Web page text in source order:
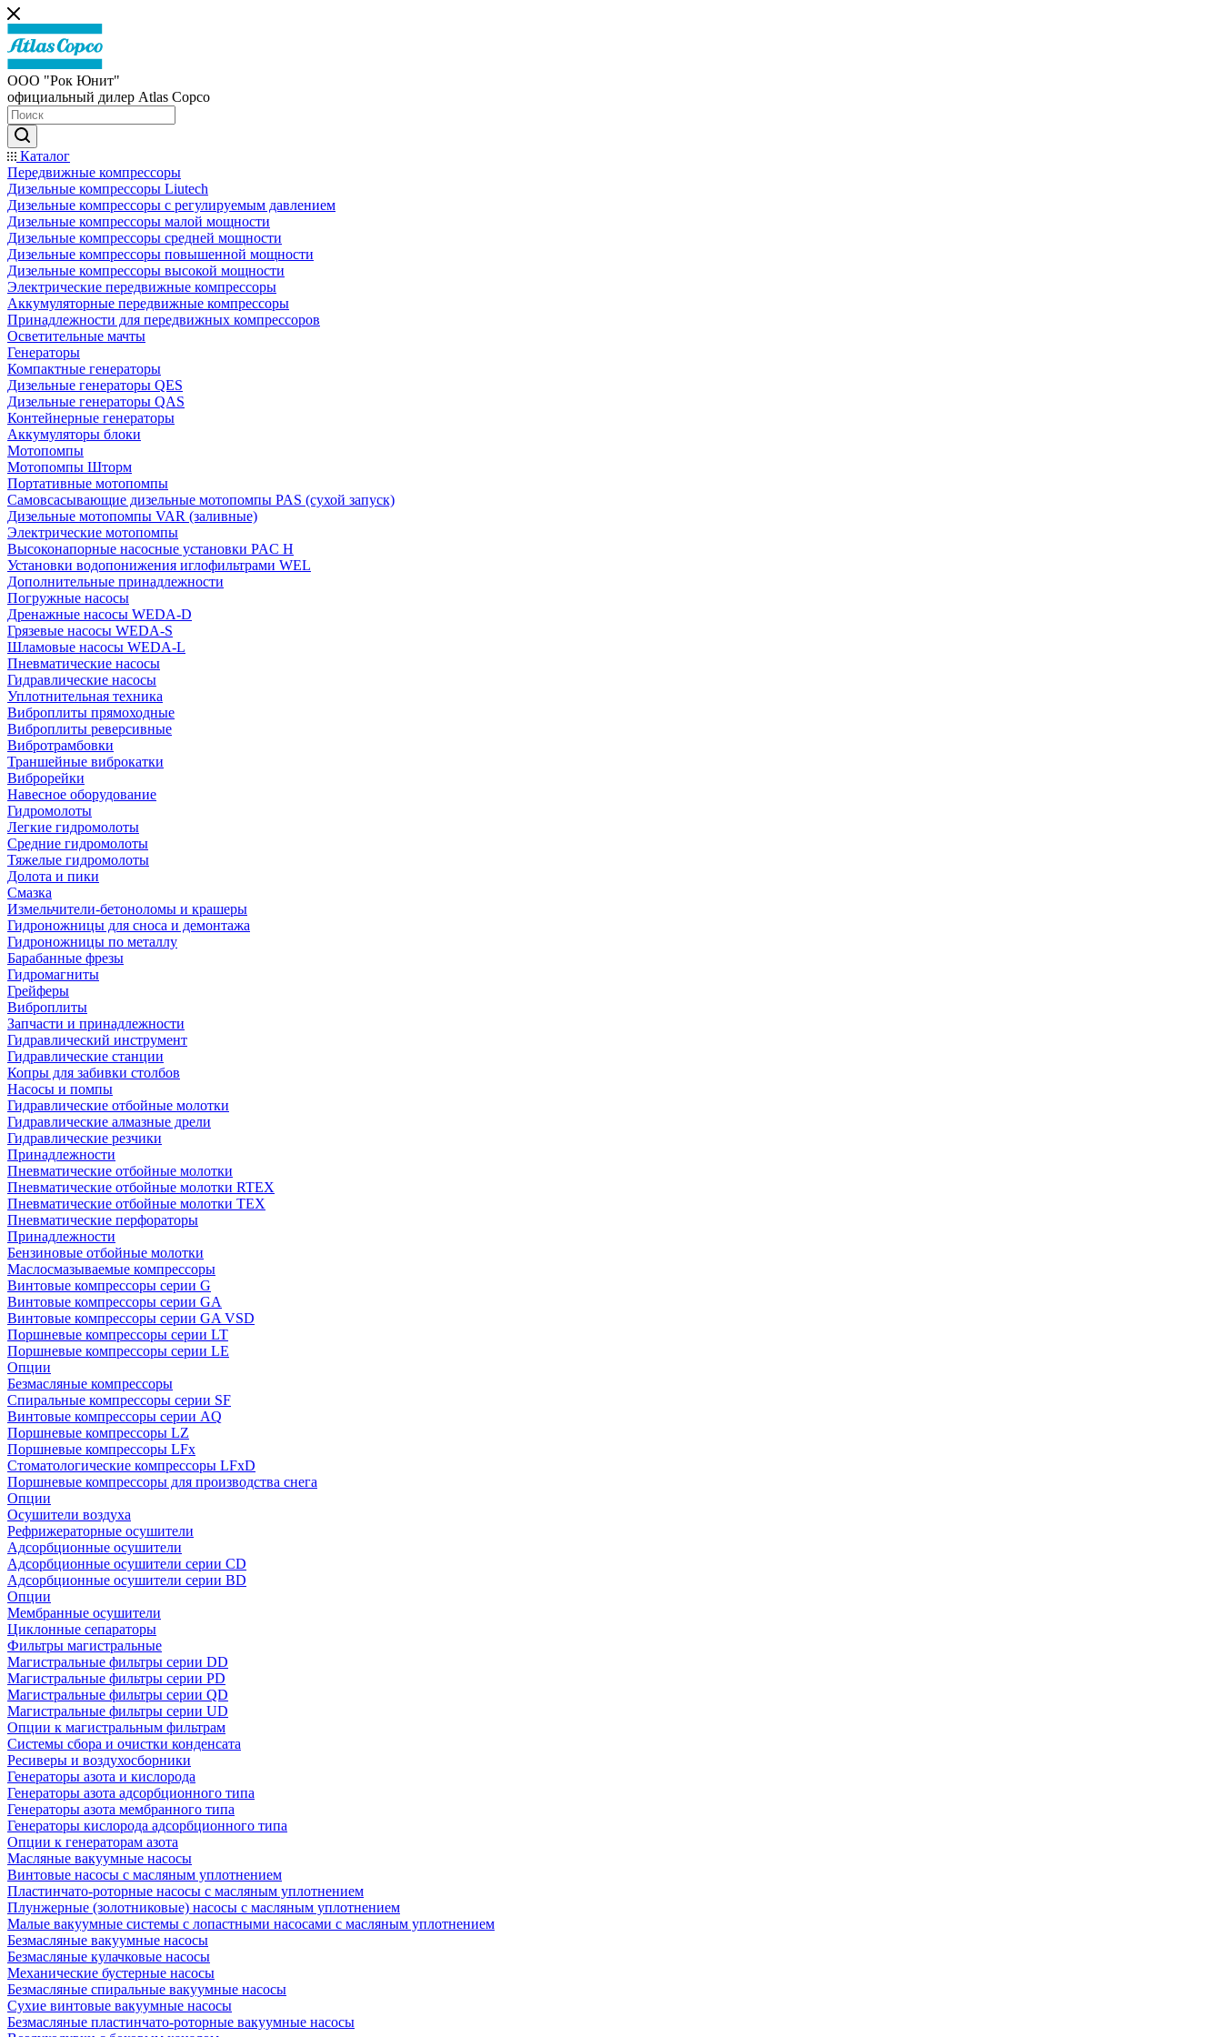
ООО "Рок Юнит"
официальный дилер Atlas Copco
Каталог
Передвижные компрессоры
Дизельные компрессоры Liutech
Дизельные компрессоры с регулируемым давлением
Дизельные компрессоры малой мощности
Дизельные компрессоры средней мощности
Дизельные компрессоры повышенной мощности
Дизельные компрессоры высокой мощности
Электрические передвижные компрессоры
Аккумуляторные передвижные компрессоры
Принадлежности для передвижных компрессоров
Осветительные мачты
Генераторы
Компактные генераторы
Дизельные генераторы QES
Дизельные генераторы QAS
Контейнерные генераторы
Аккумуляторы блоки
Мотопомпы
Мотопомпы Шторм
Портативные мотопомпы
Самовсасывающие дизельные мотопомпы PAS (сухой запуск)
Дизельные мотопомпы VAR (заливные)
Электрические мотопомпы
Высоконапорные насосные установки PAC H
Установки водопонижения иглофильтрами WEL
Дополнительные принадлежности
Погружные насосы
Дренажные насосы WEDA-D
Грязевые насосы WEDA-S
Шламовые насосы WEDA-L
Пневматические насосы
Гидравлические насосы
Уплотнительная техника
Виброплиты прямоходные
Виброплиты реверсивные
Вибротрамбовки
Траншейные виброкатки
Виброрейки
Навесное оборудование
Гидромолоты
Легкие гидромолоты
Средние гидромолоты
Тяжелые гидромолоты
Долота и пики
Смазка
Измельчители-бетоноломы и крашеры
Гидроножницы для сноса и демонтажа
Гидроножницы по металлу
Барабанные фрезы
Гидромагниты
Грейферы
Виброплиты
Запчасти и принадлежности
Гидравлический инструмент
Гидравлические станции
Копры для забивки столбов
Насосы и помпы
Гидравлические отбойные молотки
Гидравлические алмазные дрели
Гидравлические резчики
Принадлежности
Пневматические отбойные молотки
Пневматические отбойные молотки RTEX
Пневматические отбойные молотки TEX
Пневматические перфораторы
Принадлежности
Бензиновые отбойные молотки
Маслосмазываемые компрессоры
Винтовые компрессоры серии G
Винтовые компрессоры cерии GA
Винтовые компрессоры cерии GA VSD
Поршневые компрессоры серии LT
Поршневые компрессоры серии LE
Опции
Безмасляные компрессоры
Спиральные компрессоры серии SF
Винтовые компрессоры серии AQ
Поршневые компрессоры LZ
Поршневые компрессоры LFx
Стоматологические компрессоры LFxD
Поршневые компрессоры для производства снега
Опции
Осушители воздуха
Рефрижераторные осушители
Адсорбционные осушители
Адсорбционные осушители серии CD
Адсорбционные осушители серии BD
Опции
Мембранные осушители
Циклонные сепараторы
Фильтры магистральные
Магистральные фильтры серии DD
Магистральные фильтры серии PD
Магистральные фильтры серии QD
Магистральные фильтры серии UD
Опции к магистральным фильтрам
Системы сбора и очистки конденсата
Ресиверы и воздухосборники
Генераторы азота и кислорода
Генераторы азота адсорбционного типа
Генераторы азота мембранного типа
Генераторы кислорода адсорбционного типа
Опции к генераторам азота
Масляные вакуумные насосы
Винтовые насосы с масляным уплотнением
Пластинчато-роторные насосы с масляным уплотнением
Плунжерные (золотниковые) насосы с масляным уплотнением
Малые вакуумные системы с лопастными насосами с масляным уплотнением
Безмасляные вакуумные насосы
Безмасляные кулачковые насосы
Механические бустерные насосы
Безмасляные спиральные вакуумные насосы
Сухие винтовые вакуумные насосы
Безмасляные пластинчато-роторные вакуумные насосы